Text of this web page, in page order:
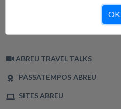
ABREU TRAVEL TALKS
PASSATEMPOS ABREU
SITES ABREU
OK